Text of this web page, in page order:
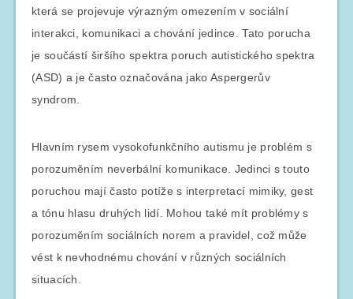
která se projevuje výrazným omezením v sociální
interakci, komunikaci a chování jedince. Tato porucha
je součástí širšího spektra poruch autistického spektra
(ASD) a je často označována jako Aspergerův
syndrom.
Hlavním rysem vysokofunkčního autismu je problém s
porozuměním neverbální komunikace. Jedinci s touto
poruchou mají často potíže s interpretací mimiky, gest
a tónu hlasu druhých lidí. Mohou také mít problémy s
porozuměním sociálních norem a pravidel, což může
vést k nevhodnému chování v různých sociálních
situacích.